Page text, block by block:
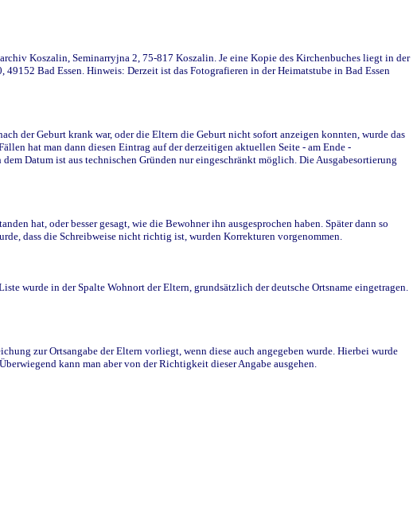
Koszalin, Seminarryjna 2, 75-817 Koszalin. Je eine Kopie des Kirchenbuches liegt in der
Bad Essen. Hinweis: Derzeit ist das Fotografieren in der Heimatstube in Bad Essen
der Geburt krank war, oder die Eltern die Geburt nicht sofort anzeigen konnten, wurde das
hat man dann diesen Eintrag auf der derzeitigen aktuellen Seite - am Ende -
Datum ist aus technischen Gründen nur eingeschränkt möglich. Die Ausgabesortierung
hat, oder besser gesagt, wie die Bewohner ihn ausgesprochen haben. Später dann so
dass die Schreibweise nicht richtig ist, wurden Korrekturen vorgenommen.
wurde in der Spalte Wohnort der Eltern, grundsätzlich der deutsche Ortsname eingetragen.
zur Ortsangabe der Eltern vorliegt, wenn diese auch angegeben wurde. Hierbei wurde
kann man aber von der Richtigkeit dieser Angabe ausgehen.